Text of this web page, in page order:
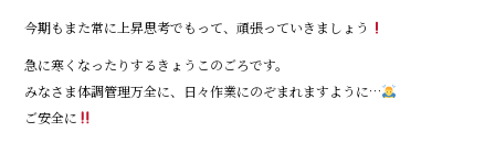
今期もまた常に上昇思考でもって、頑張っていきましょう
急に寒くなったりするきょうこのごろです。
みなさま体調管理万全に、日々作業にのぞまれますように…
ご安全に